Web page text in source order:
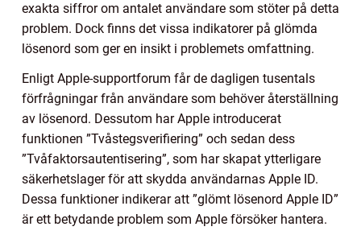
exakta siffror om antalet användare som stöter på detta
problem. Dock finns det vissa indikatorer på glömda
lösenord som ger en insikt i problemets omfattning.
Enligt Apple-supportforum får de dagligen tusentals
förfrågningar från användare som behöver återställning
av lösenord. Dessutom har Apple introducerat
funktionen ”Tvåstegsverifiering” och sedan dess
”Tvåfaktorsautentisering”, som har skapat ytterligare
säkerhetslager för att skydda användarnas Apple ID.
Dessa funktioner indikerar att ”glömt lösenord Apple ID”
är ett betydande problem som Apple försöker hantera.